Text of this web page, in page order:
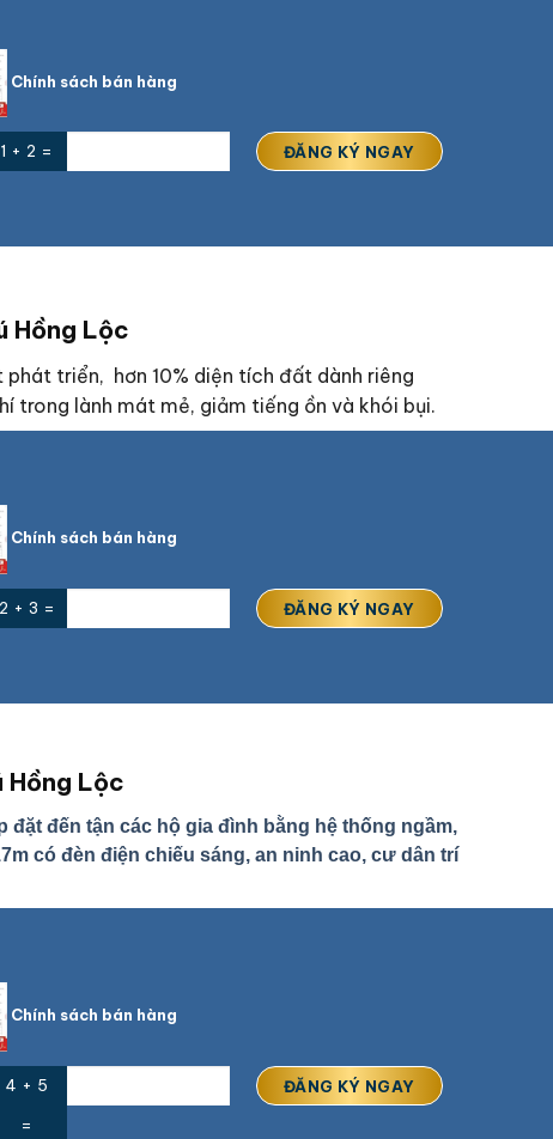
Chính sách bán hàng
1 + 2 =
Hồng Lộc
triển, hơn 10% diện tích đất dành riêng
trong lành mát mẻ, giảm tiếng ồn và khói bụi.
Chính sách bán hàng
2 + 3 =
Hồng Lộc
đến tận các hộ gia đình bằng hệ thống ngầm,
có đèn điện chiếu sáng, an ninh cao, cư dân trí
Chính sách bán hàng
4 + 5
=